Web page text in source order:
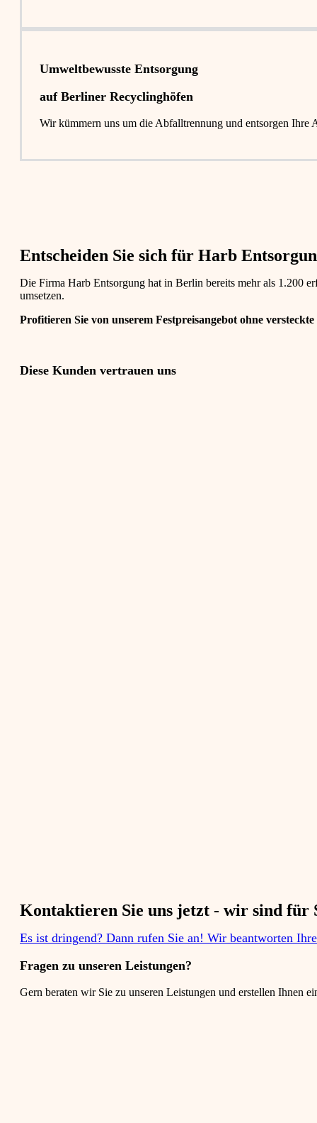
Umweltbewusste Entsorgung
auf Berliner Recyclinghöfen​
Wir kümmern uns um die Abfalltrennung und entsorgen
Entscheiden Sie sich für Harb
Die Firma Harb Entsorgung hat in Berlin bereits mehr als 1.200
umsetzen.
Profitieren Sie von unserem Festpreisangebot ohne
Diese Kunden vertrauen uns
Kontaktieren Sie uns jetzt - wir sind für
Es ist dringend? Dann rufen Sie an! Wir beantworten
Fragen zu unseren Leistungen?​
Gern beraten wir Sie zu unseren Leistungen und erstellen Ihnen